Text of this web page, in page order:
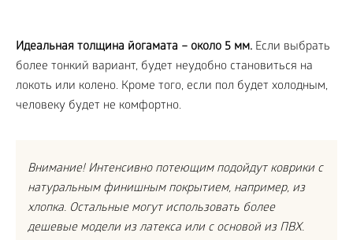
Идеальная толщина йогамата – около 5 мм. Если выбрать
более тонкий вариант, будет неудобно становиться на
локоть или колено. Кроме того, если пол будет холодным,
человеку будет не комфортно.
Внимание! Интенсивно потеющим подойдут коврики с
натуральным финишным покрытием, например, из
хлопка. Остальные могут использовать более
дешевые модели из латекса или с основой из ПВХ.